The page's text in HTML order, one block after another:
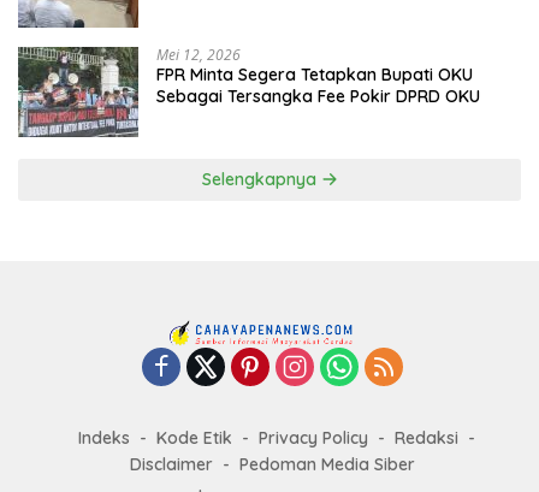
Mei 12, 2026
FPR Minta Segera Tetapkan Bupati OKU
Sebagai Tersangka Fee Pokir DPRD OKU
Selengkapnya
Indeks Kode Etik Privacy Policy
Redaksi
Disclaimer
Pedoman Media Siber